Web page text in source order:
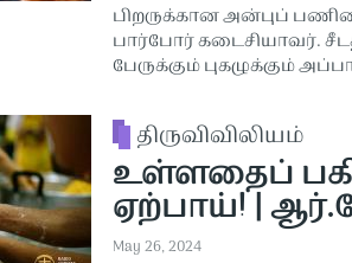
பிறருக்கான அன்புப்
பார்போர் கடைசியாவர்.
பேருக்கும் புகழுக்கும்
திருவிவிலியம்
உள்ளதைப்
ஏற்பாய்! |
May 26, 2024